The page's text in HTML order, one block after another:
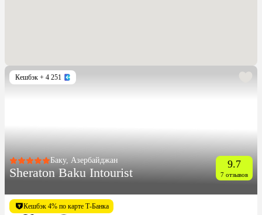
Кешбэк + 4 251
Баку, Азербайджан
Sheraton Baku Intourist
9.7
7 отзывов
Кешбэк 4% по карте Т-Банка